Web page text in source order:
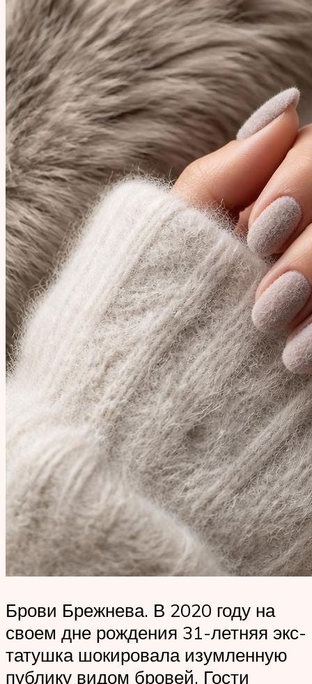
Брови Брежнева. В 2020 году на
своем дне рождения 31-летняя экс-
татушка шокировала изумленную
публику видом бровей. Гости